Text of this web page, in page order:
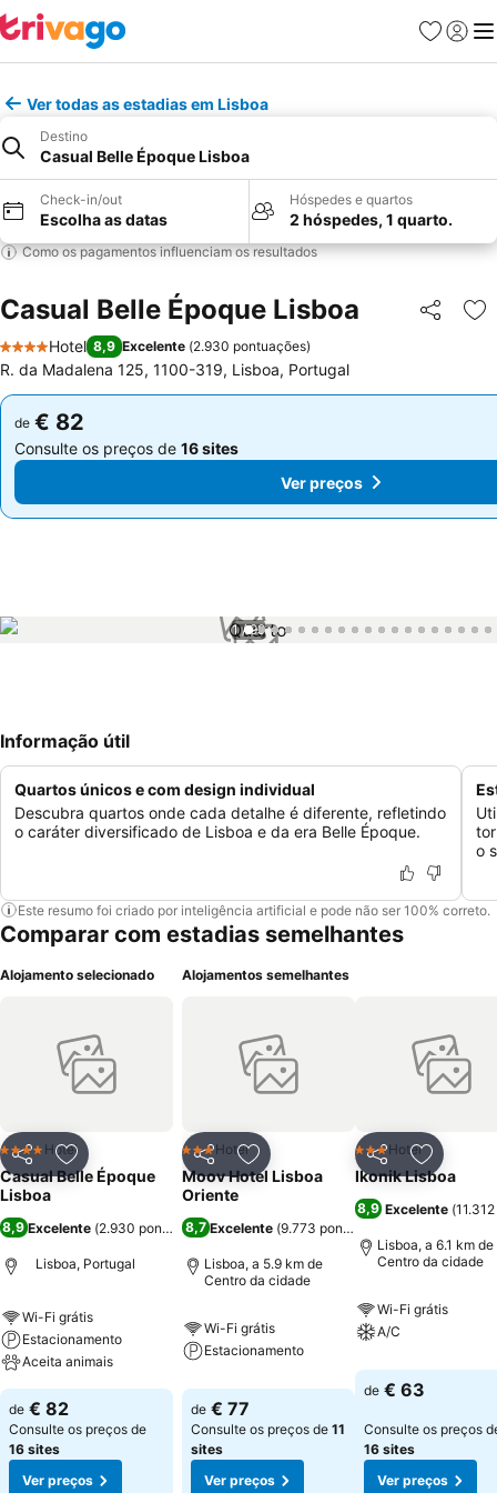
Favoritos
Iniciar
Ver todas as estadias em Lisboa
Destino
Casual Belle Époque Lisboa
Check-in/out
Escolha as datas
Hóspedes e quartos
2 hóspedes, 1 quarto.
Como os pagamentos influenciam os resultados
Casual Belle Époque Lisboa Partilhar
4 Estrelas
Hotel 8,9 Excelente (2.930 pontuações)
R. da Madalena 125, 1100-319, Lisboa, Portugal
de € 82
Consulte os preços de 16 sites
de € 82
Consulte os preços de 16 sites
Ver preços
1 / 99
Informação útil
Quartos únicos e com design individual
Descubra quartos onde cada detalhe é diferente, refletindo
o caráter diversificado de Lisboa e da era Belle Époque.
o
Este resumo foi criado por inteligência artificial e pode não ser 100% correto.
Comparar com estadias semelhantes
Alojamento selecionado
PartilharAdicionar aos favoritos
4 EstrelasHotel
Casual Belle Époque
Lisboa
8,9Excelente (2.930 pontuações)
Lisboa, Portugal
Wi-Fi grátis
Estacionamento
Aceita animais
de € 82
Consulte os preços de
16 sites
Ver preços
Alojamentos semelhantes
PartilharAdicionar aos favoritos
3 Estrelas
Hotel
Moov Hotel Lisboa
Oriente
8,7 Excelente (9.773 pontuações
Lisboa, a 5.9 km de
Centro da cidade
Wi-Fi grátis
Estacionamento
de € 77
Consulte os preços de 11
sites
Ver preços
Partilhar
3 Estrelas
Hotel
Ikonik Lisboa
8,9 Excelente (
Lisboa, a 6.1 km de
Centro da cidade
Wi-Fi grátis
A/C
de € 63
Consulte os preços
16 sites
Ver preços